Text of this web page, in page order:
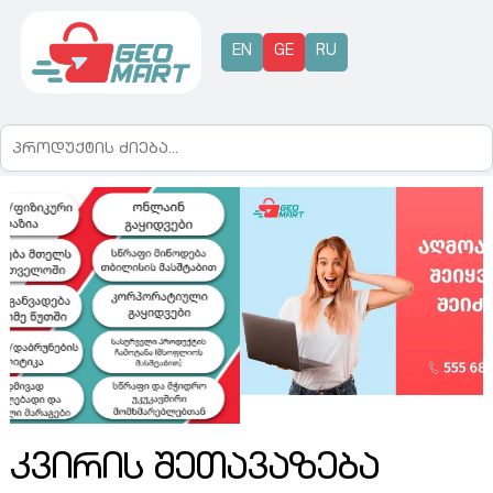
EN GE RU
კვირის შეთავაზება